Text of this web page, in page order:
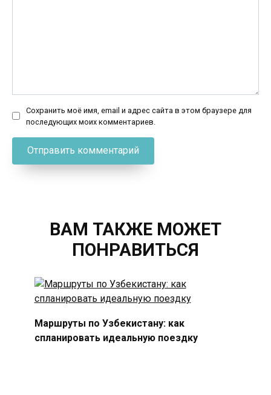
Сохранить моё имя, email и адрес сайта в этом браузере для
последующих моих комментариев.
ВАМ ТАКЖЕ МОЖЕТ
ПОНРАВИТЬСЯ
Маршруты по Узбекистану: как
спланировать идеальную поездку